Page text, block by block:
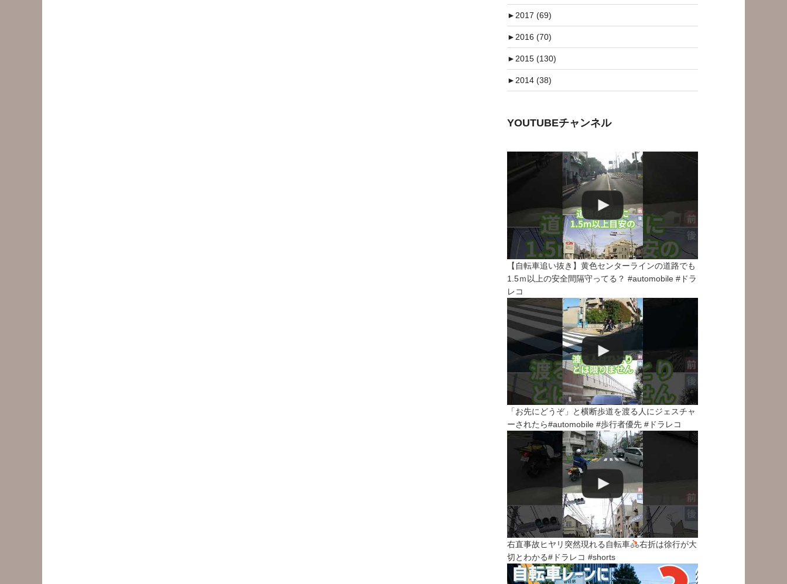
►2017 (69)
►2016 (70)
►2015 (130)
►2014 (38)
YOUTUBEチャンネル
【自転車追い抜き】黄色センターラインの道路でも
1.5ｍ以上の安全間隔守ってる？ #automobile #ドラ
レコ
「お先にどうぞ」と横断歩道を渡る人にジェスチャ
ーされたら#automobile #歩行者優先 #ドラレコ
右直事故ヒヤリ突然現れる自転車
右折は徐行が大
切とわかる#ドラレコ #shorts